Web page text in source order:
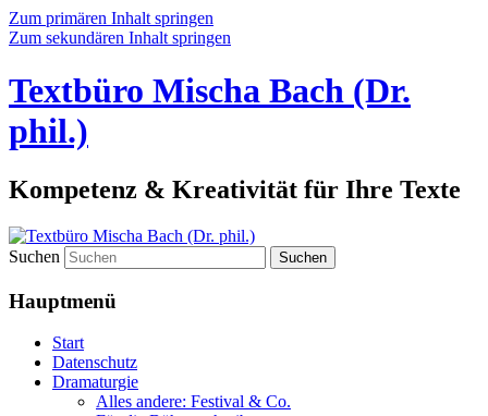
Zum primären Inhalt springen
Zum sekundären Inhalt springen
Textbüro Mischa Bach (Dr.
phil.)
Kompetenz & Kreativität für Ihre Texte
Suchen
Hauptmenü
Start
Datenschutz
Dramaturgie
Alles andere: Festival & Co.